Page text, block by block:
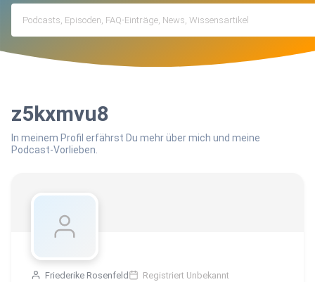
z5kxmvu8
In meinem Profil erfährst Du mehr über mich und meine
Podcast-Vorlieben.
Friederike Rosenfeld Registriert Unbekannt